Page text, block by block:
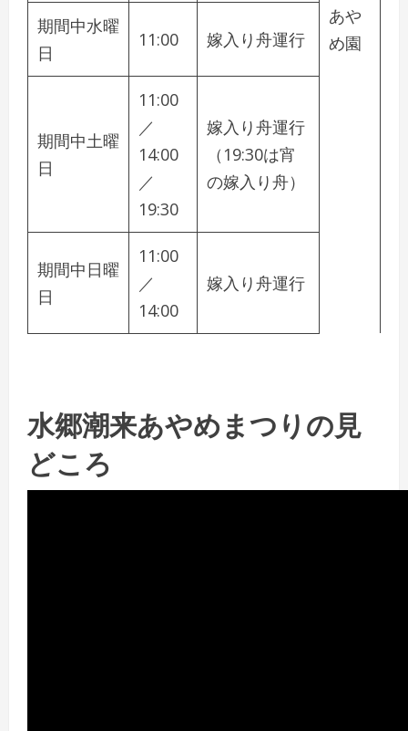
あや
め園
期間中水曜
日
11:00 嫁入り舟運行
期間中土曜
日
11:00
／
14:00
／
19:30
嫁入り舟運行
（19:30は宵
の嫁入り舟）
期間中日曜
日
11:00
／
14:00
嫁入り舟運行
水郷潮来あやめまつりの見
どころ